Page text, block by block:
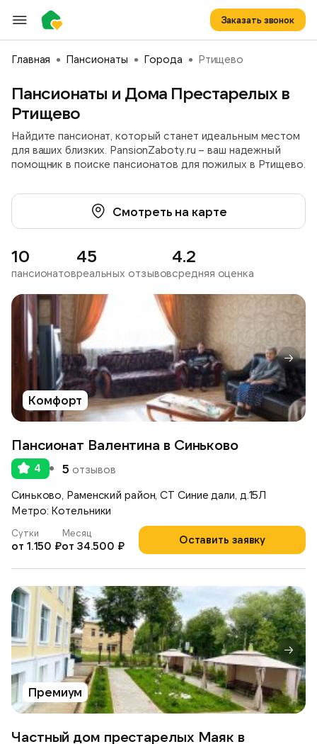
Заказать звонок
Главная Пансионаты Города Ртищево
Пансионаты и Дома Престарелых в
Ртищево
Найдите пансионат, который станет идеальным местом
для ваших близких. PansionZaboty.ru – ваш надежный
помощник в поиске пансионатов для пожилых в Ртищево.
Смотреть на карте
10
пансионатов
45
реальных отзывов
4.2
средняя оценка
Комфорт
Пансионат Валентина в Синьково
4 5 отзывов
Синьково, Раменский район, СТ Синие дали, д.15Л
Метро: Котельники
Оставить заявку
Сутки
от 1.150 ₽
Месяц
от 34.500 ₽
Премиум
Частный дом престарелых Маяк в